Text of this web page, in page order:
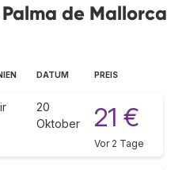
de Mallorca
DATUM PREIS
20
Oktober
21 €
Vor 2 Tage